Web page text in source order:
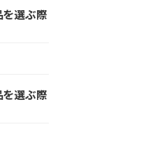
を選ぶ際
を選ぶ際